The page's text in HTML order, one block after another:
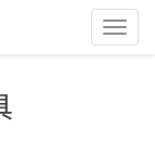
Toggle